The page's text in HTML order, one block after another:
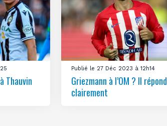
Thauvin
Publié le 27 Déc 2023 à 12h14
Griezmann à l’OM ? Il répond
clairement